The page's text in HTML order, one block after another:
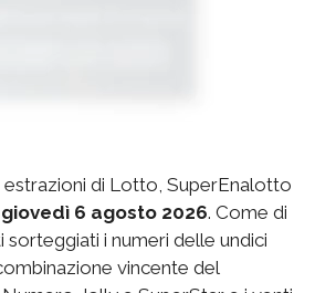
di Lotto, SuperEnalotto
giovedì 6 agosto 2026. Come di
i numeri delle undici
vincente del